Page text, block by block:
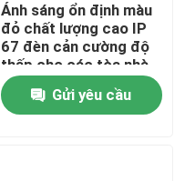
Ánh sáng ổn định màu
đỏ chất lượng cao IP
67 đèn cản cường độ
thấp cho các tòa nhà
cao
Gửi yêu cầu